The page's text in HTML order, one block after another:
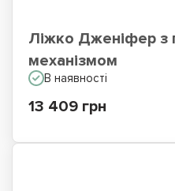
Ліжко Дженіфер з
механізмом
В наявності
13 409 грн